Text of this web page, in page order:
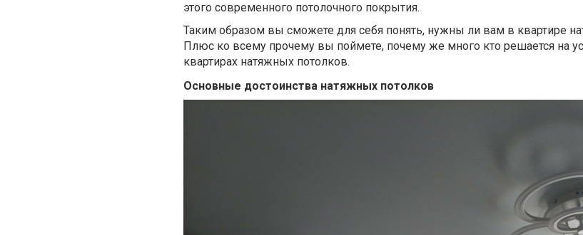
этого современного потолочного покрытия.
Таким образом вы сможете для себя понять, нужны ли вам в квартире
Плюс ко всему прочему вы поймете, почему же много кто решается на
квартирах натяжных потолков.
Основные достоинства натяжных потолков